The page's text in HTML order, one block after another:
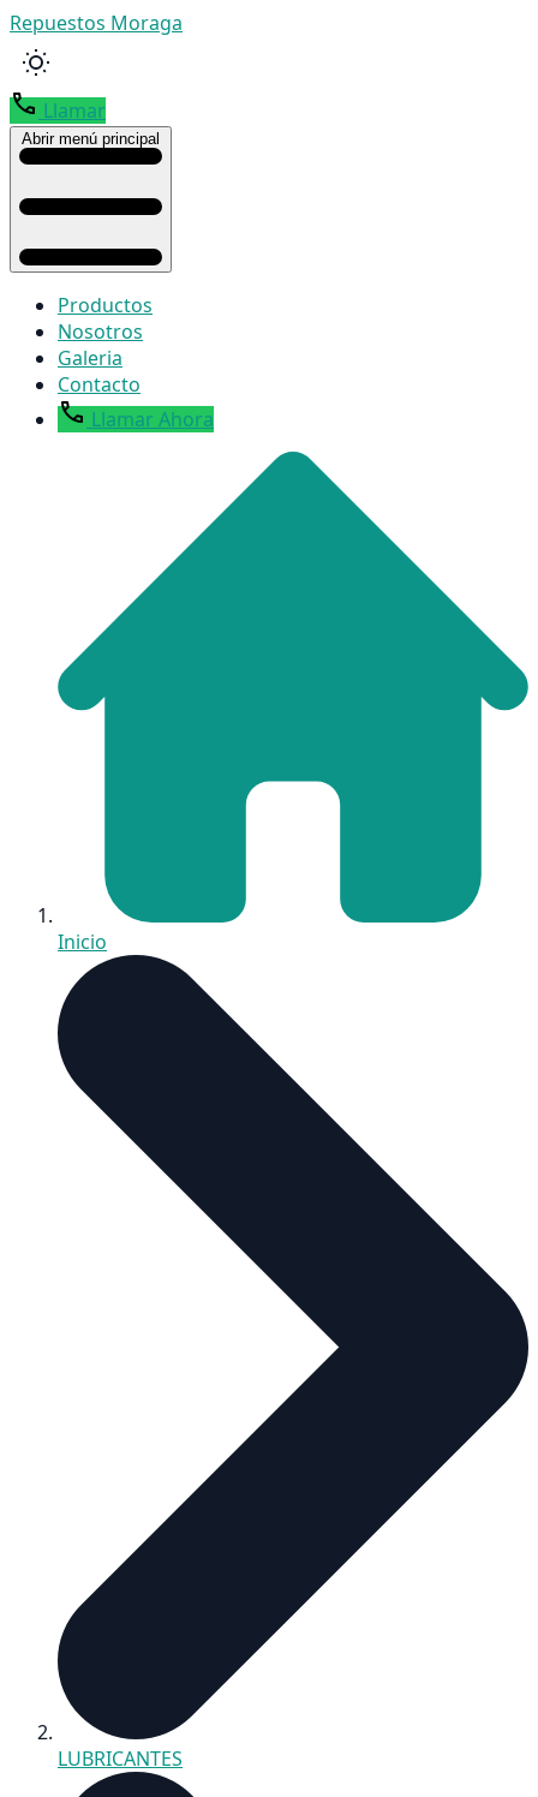
Repuestos Moraga
Llamar
Abrir menú principal
Productos
Nosotros
Galeria
Contacto
Llamar Ahora
Inicio
LUBRICANTES